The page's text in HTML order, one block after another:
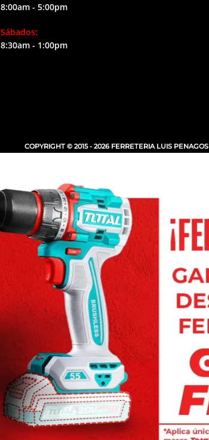
8:00am - 5:00pm
Sábados:
8:30am - 1:00pm
COPYRIGHT © 2015 - 2026 FERRETERIA LUIS PENAGOS